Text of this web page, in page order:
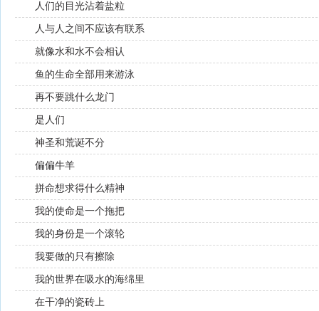
人们的目光沾着盐粒
人与人之间不应该有联系
就像水和水不会相认
鱼的生命全部用来游泳
再不要跳什么龙门
是人们
神圣和荒诞不分
偏偏牛羊
拼命想求得什么精神
我的使命是一个拖把
我的身份是一个滚轮
我要做的只有擦除
我的世界在吸水的海绵里
在干净的瓷砖上